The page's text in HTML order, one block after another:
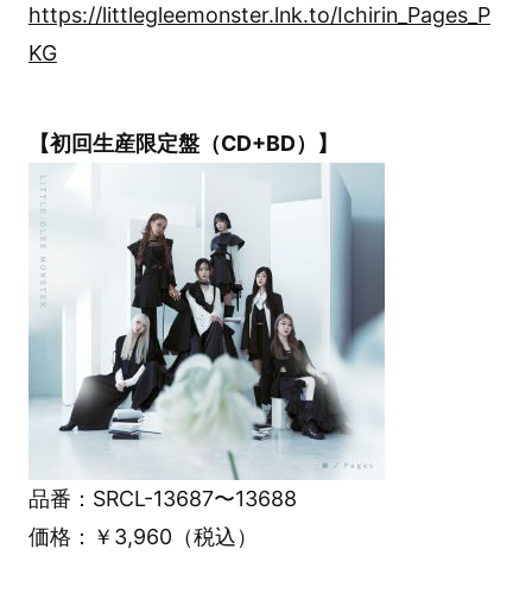
https://littlegleemonster.lnk.to/Ichirin_Pages_P
KG
【初回生産限定盤（CD+BD）】
品番：SRCL-13687〜13688
価格：￥3,960（税込）